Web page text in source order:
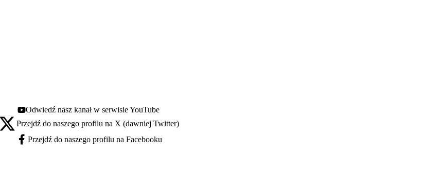
Youtube - otwiera się w nowej karcie
Odwiedź nasz kanał w serwisie YouTube
X - otwiera się w nowej karcie
Przejdź do naszego profilu na X (dawniej Twitter)
Facebook - otwiera się w nowej karcie
Przejdź do naszego profilu na Facebooku